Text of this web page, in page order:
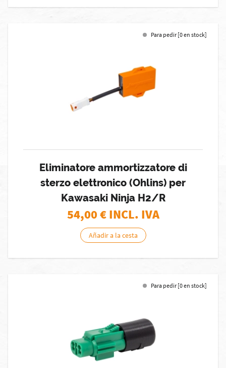
Para pedir [0 en stock]
Eliminatore ammortizzatore di
sterzo elettronico (Ohlins) per
Kawasaki Ninja H2/R
54,00€ INCL. IVA
Añadir a la cesta
Para pedir [0 en stock]